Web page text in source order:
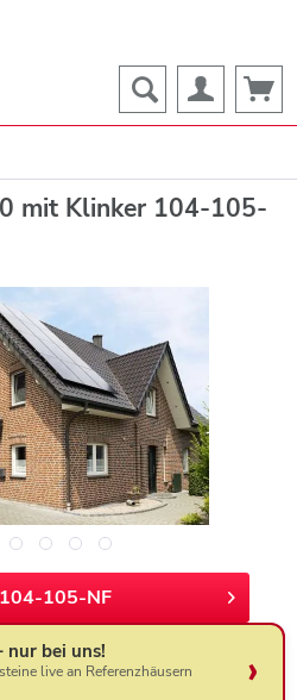
mit Klinker 104-105-
105-NF
nur bei uns!
live an Referenzhäusern